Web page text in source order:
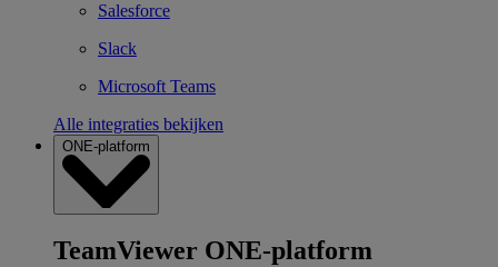
Salesforce
Slack
Microsoft Teams
Alle integraties bekijken
ONE-platform
TeamViewer ONE-platform